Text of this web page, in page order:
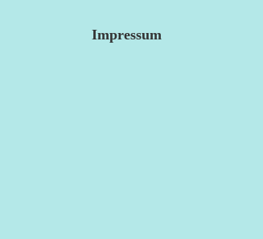
Impressum